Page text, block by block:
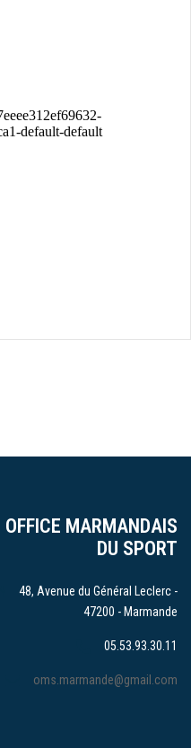
OFFICE MARMANDAIS
DU SPORT
48, Avenue du Général Leclerc -
47200 - Marmande
05.53.93.30.11
oms.marmande@gmail.com